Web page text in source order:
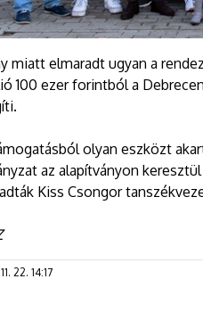
miatt elmaradt ugyan a
100 ezer forintból a
olyan eszközt
az alapítványon
Kiss Csongor
22. 14:17